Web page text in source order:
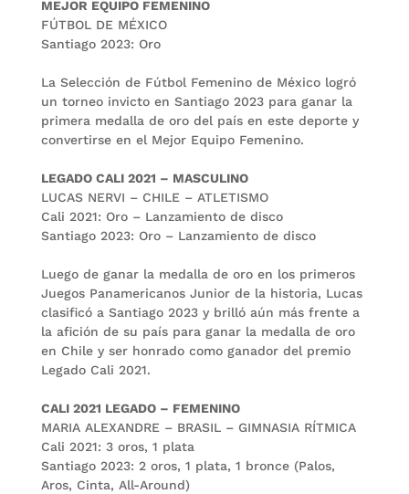
MEJOR EQUIPO FEMENINO
FÚTBOL DE MÉXICO
Santiago 2023: Oro
La Selección de Fútbol Femenino de México logró
un torneo invicto en Santiago 2023 para ganar la
primera medalla de oro del país en este deporte y
convertirse en el Mejor Equipo Femenino.
LEGADO CALI 2021 – MASCULINO
LUCAS NERVI – CHILE – ATLETISMO
Cali 2021: Oro – Lanzamiento de disco
Santiago 2023: Oro – Lanzamiento de disco
Luego de ganar la medalla de oro en los primeros
Juegos Panamericanos Junior de la historia, Lucas
clasificó a Santiago 2023 y brilló aún más frente a
la afición de su país para ganar la medalla de oro
en Chile y ser honrado como ganador del premio
Legado Cali 2021.
CALI 2021 LEGADO – FEMENINO
MARIA ALEXANDRE – BRASIL – GIMNASIA RÍTMICA
Cali 2021: 3 oros, 1 plata
Santiago 2023: 2 oros, 1 plata, 1 bronce (Palos,
Aros, Cinta, All-Around)